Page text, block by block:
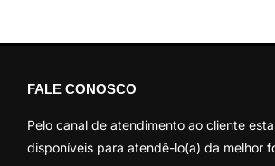
FALE CONOSCO
Pelo canal de atendimento ao cliente
disponíveis para atendê-lo(a) da melhor